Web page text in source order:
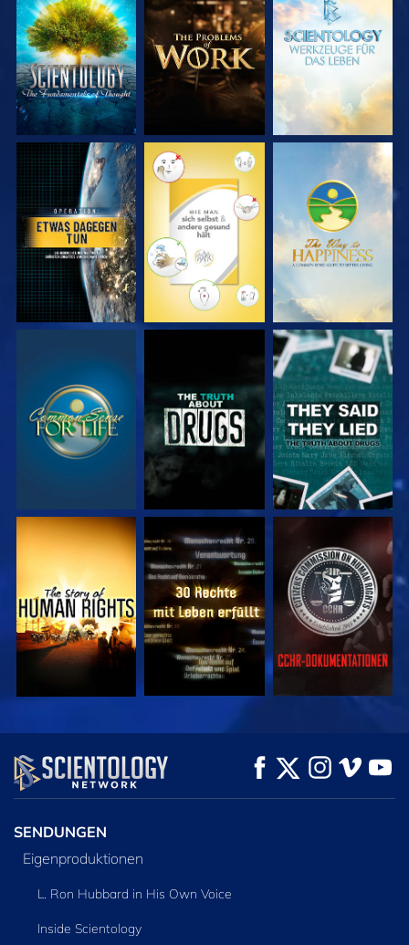
SERIE
ENTDECKEN
SERIE
ENTDECKEN
SERIE
ENTDECKEN
ANSEHEN ANSEHEN ANSEHEN
ANSEHEN ANSEHEN ANSEHEN
ANSEHEN ANSEHEN ANSEHEN
ANSEHEN
SERIE
ENTDECKEN
SENDUNGEN
Eigenproduktionen
L. Ron Hubbard in His Own Voice
Inside Scientology